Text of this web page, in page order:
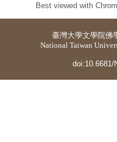
Best viewed with
臺灣大學文學院佛
National Taiwan
doi:10.6681/